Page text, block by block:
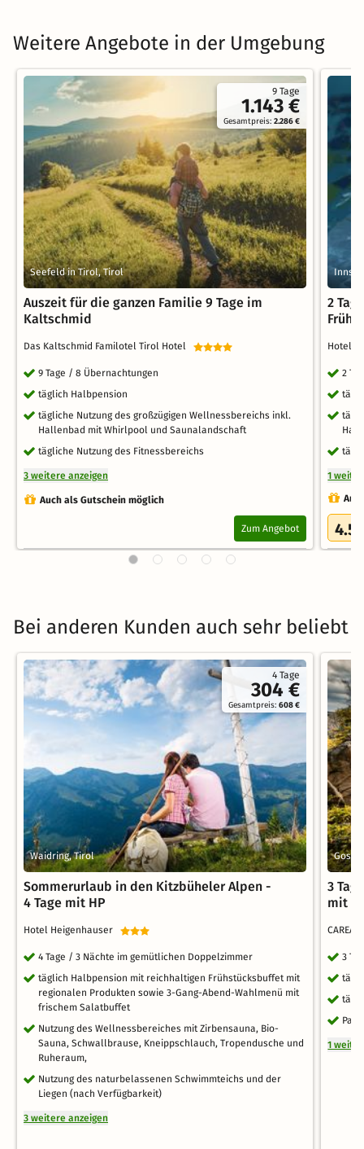
Weitere Angebote in der Umgebung
9 Tage
1.143 €
Gesamtpreis:2.286 €
Seefeld in Tirol, Tirol
Auszeit für die ganzen Familie 9 Tage im
Kaltschmid
Das Kaltschmid Familotel Tirol Hotel
9 Tage / 8 Übernachtungen
täglich Halbpension
tägliche Nutzung des großzügigen Wellnessbereichs inkl.
Hallenbad mit Whirlpool und Saunalandschaft
tägliche Nutzung des Fitnessbereichs
3 weitere anzeigen
Auch als Gutschein möglich
Zum Angebot
2
Hotel
2
1
4.5
Bei anderen Kunden auch sehr beliebt
4 Tage
304 €
Gesamtpreis:608 €
Waidring, Tirol
Sommerurlaub in den Kitzbüheler Alpen -
4 Tage mit HP
Hotel Heigenhauser
4 Tage / 3 Nächte im gemütlichen Doppelzimmer
täglich Halbpension mit reichhaltigen Frühstücksbuffet mit
regionalen Produkten sowie 3-Gang-Abend-Wahlmenü mit
frischem Salatbuffet
Nutzung des Wellnessbereiches mit Zirbensauna, Bio-
Sauna, Schwallbrause, Kneippschlauch, Tropendusche und
Ruheraum,
Nutzung des naturbelassenen Schwimmteichs und der
Liegen (nach Verfügbarkeit)
3 weitere anzeigen
3
mit
3
1